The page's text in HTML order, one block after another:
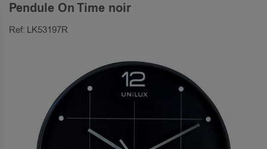
Pendule On Time noir
Ref: LK53197R
GALLERY